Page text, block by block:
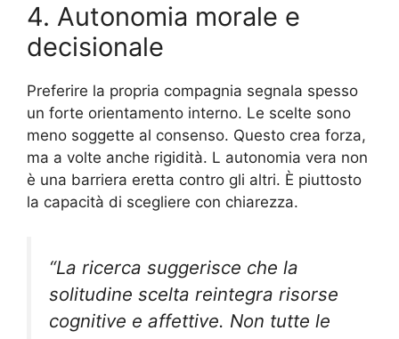
4. Autonomia morale e
decisionale
Preferire la propria compagnia segnala spesso
un forte orientamento interno. Le scelte sono
meno soggette al consenso. Questo crea forza,
ma a volte anche rigidità. L autonomia vera non
è una barriera eretta contro gli altri. È piuttosto
la capacità di scegliere con chiarezza.
“La ricerca suggerisce che la
solitudine scelta reintegra risorse
cognitive e affettive. Non tutte le